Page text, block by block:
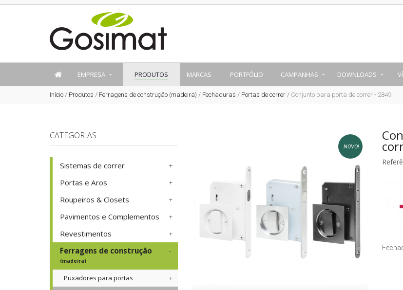
EMPRESA PRODUTOS MARCAS PORTFÓLIO CAMPANHAS DOWNLOADS
Início / Produtos / Ferragens de construção (madeira) / Fechaduras / Portas de correr / Conjunto para porta de correr - 2849
CATEGORIAS
Sistemas de correr
Portas e Aros
Roupeiros & Closets
Pavimentos e Complementos
Revestimentos
Ferragens de construção
(madeira)
Puxadores para portas
NOVO!